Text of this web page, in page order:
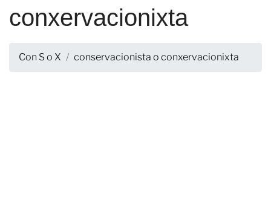
conxervacionixta
Con S o X conservacionista o conxervacionixta